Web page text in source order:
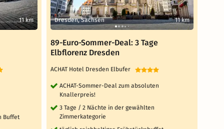
11 km
Buffet
Dresden, Sachsen 11 km
89-Euro-Sommer-Deal: 3 Tage
Elbflorenz Dresden
ACHAT Hotel Dresden Elbufer
ACHAT-Sommer-Deal zum absoluten
Knallerpreis!
3 Tage / 2 Nächte in der gewählten
Zimmerkategorie